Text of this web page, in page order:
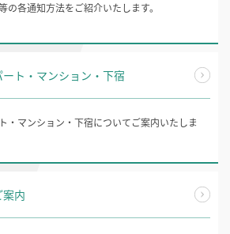
の各通知方法をご紹介いたします。
ト・マンション・下宿
・マンション・下宿についてご案内いたしま
内